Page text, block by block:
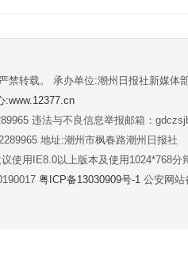
禁转载。 承办单位:潮州日报社新媒体
:www.12377.cn
违法与不良信息举报邮箱：
地址:潮州市枫春路潮州日报社
使用IE8.0以上版本及使用1024*768分
粤ICP备13030909号-1 公安网站